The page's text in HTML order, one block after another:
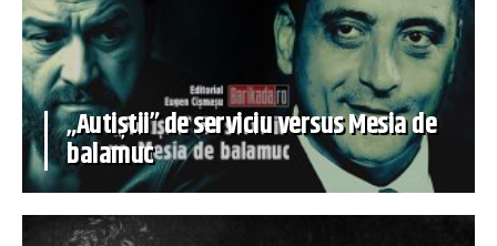
„Autiștii” de serviciu versus Mesia de
balamuc